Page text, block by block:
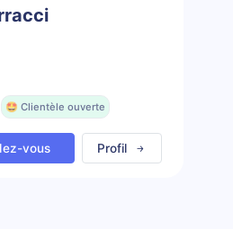
🤩 Clientèle ouverte
vous Profil